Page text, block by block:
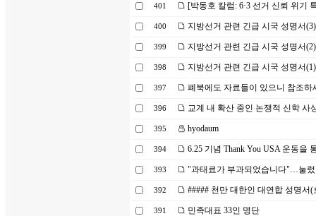
401 [박동호 칼럼: 6·3 선거 신뢰 위기
400 지방선거 관련 긴급 시국 성명서(3)
399 지방선거 관련 긴급 시국 성명서(2)
398 지방선거 관련 긴급 시국 성명서(1)
397 폐북에도 자료들이 있으니 참조하
396 교계 내 확산 중인 논쟁적 신학 사
395 hyodaum
394 6.25 기념 Thank You USA 운동을
393 "과태료가 부과되었습니다"…눌
392 ##### 천만 대한인 대연합 성명서
391 민족대표 33인 명단